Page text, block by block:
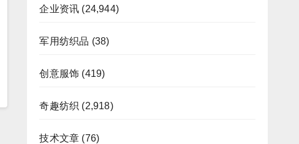
企业资讯 (24,944)
军用纺织品 (38)
创意服饰 (419)
奇趣纺织 (2,918)
技术文章 (76)